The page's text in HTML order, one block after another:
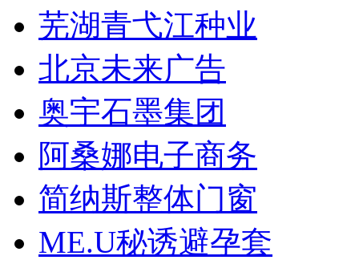
芜湖青弋江种业
北京未来广告
奥宇石墨集团
阿桑娜电子商务
简纳斯整体门窗
ME.U秘诱避孕套